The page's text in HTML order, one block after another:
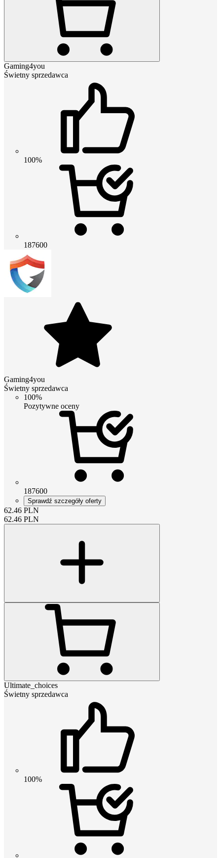
Gaming4you
Świetny sprzedawca
100%
187600
Gaming4you
Świetny sprzedawca
100%
Pozytywne oceny
187600
Sprawdź szczegóły oferty
62.46 PLN
62.46 PLN
Ultimate_choices
Świetny sprzedawca
100%